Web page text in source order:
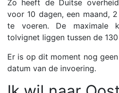
Zo heeft de Duitse
voor 10 dagen, een maand,
te voeren. De maximale
tolvignet liggen tussen de
Er is op dit moment nog
datum van de invoering.